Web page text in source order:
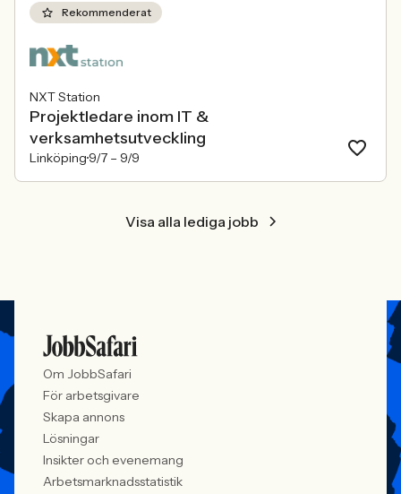
Rekommenderat
NXT Station
Projektledare inom IT &
verksamhetsutveckling
Linköping 9/7 – 9/9
Visa alla lediga jobb
Om JobbSafari
För arbetsgivare
Skapa annons
Lösningar
Insikter och evenemang
Arbetsmarknadsstatistik